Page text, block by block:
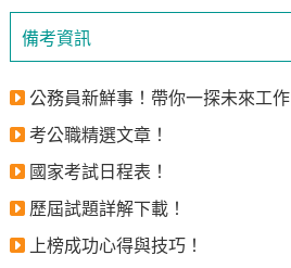
備考資訊
公務員新鮮事！帶你一探未來工作
考公職精選文章！
國家考試日程表！
歷屆試題詳解下載！
上榜成功心得與技巧！